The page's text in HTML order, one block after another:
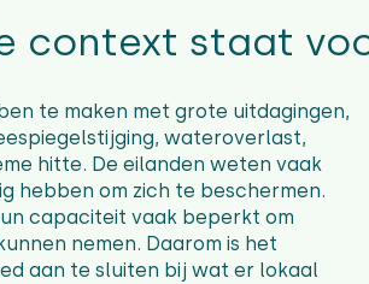
context staat
te maken met grote uitdagingen,
wateroverlast,
hitte. De eilanden weten vaak
hebben om zich te beschermen.
capaciteit vaak beperkt om
nemen. Daarom is het
aan te sluiten bij wat er lokaal